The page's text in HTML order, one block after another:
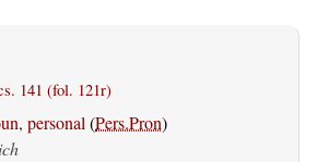
141 (fol. 121r)
personal (Pers.Pron)
ich